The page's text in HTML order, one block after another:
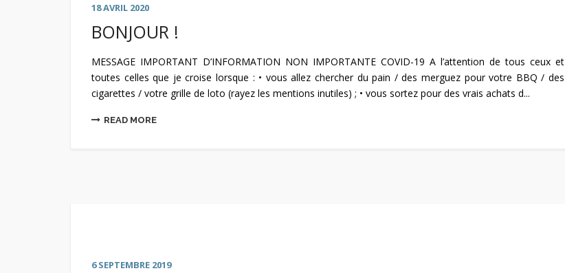
18 AVRIL 2020
BONJOUR !
MESSAGE IMPORTANT D’INFORMATION NON IMPORTANTE COVID-19 A l’attention de tous ceux et
toutes celles que je croise lorsque : • vous allez chercher du pain / des merguez pour votre BBQ / des
cigarettes / votre grille de loto (rayez les mentions inutiles) ; • vous sortez pour des vrais achats d...
READ MORE
6 SEPTEMBRE 2019